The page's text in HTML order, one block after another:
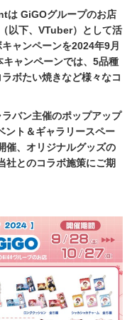
は GiGOグループのお店
以下、VTuber）として活
ャンペーンを2024年9月
ャンペーンでは、5品種
ボたい焼きなど様々なコ
バン主催のポップアップ
ント＆ギャラリースペー
催、オリジナルグッズの
とのコラボ施策にご期